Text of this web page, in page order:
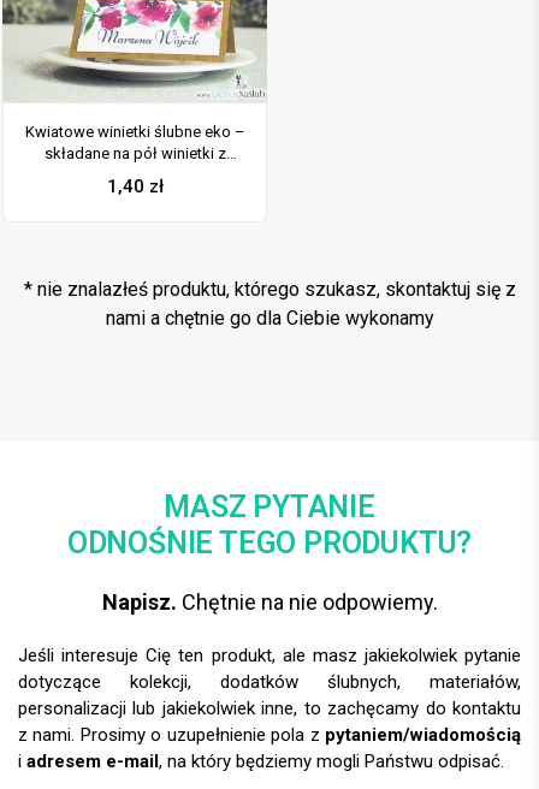
Kwiatowe winietki ślubne eko –
składane na pół winietki z
polnymi kwiatami – makami i
chabrami
1,40 zł
* nie znalazłeś produktu, którego szukasz, skontaktuj się z
nami a chętnie go dla Ciebie wykonamy
MASZ PYTANIE
ODNOŚNIE TEGO PRODUKTU?
Napisz. Chętnie na nie odpowiemy.
Jeśli interesuje Cię ten produkt, ale masz jakiekolwiek pytanie
dotyczące kolekcji, dodatków ślubnych, materiałów,
personalizacji lub jakiekolwiek inne, to zachęcamy do kontaktu
z nami. Prosimy o uzupełnienie pola z pytaniem/wiadomością
i adresem e-mail, na który będziemy mogli Państwu odpisać.